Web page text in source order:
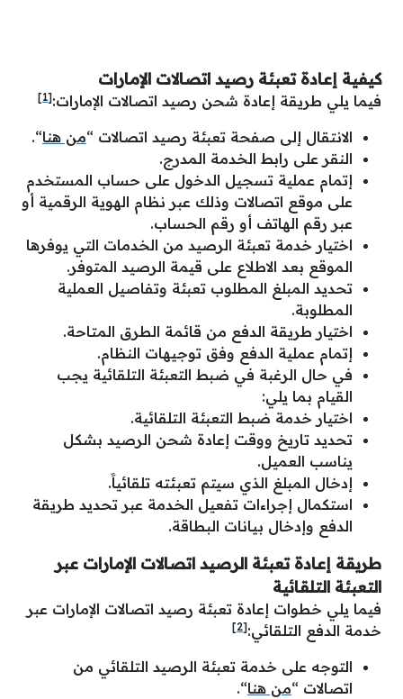
كيفية إعادة تعبئة رصيد اتصالات الإمارات
فيما يلي طريقة إعادة شحن رصيد اتصالات الإمارات:[1]
الانتقال إلى صفحة تعبئة رصيد اتصالات “من هنا“.
النقر على رابط الخدمة المدرج.
إتمام عملية تسجيل الدخول على حساب المستخدم
على موقع اتصالات وذلك عبر نظام الهوية الرقمية أو
عبر رقم الهاتف أو رقم الحساب.
اختيار خدمة تعبئة الرصيد من الخدمات التي يوفرها
الموقع بعد الاطلاع على قيمة الرصيد المتوفر.
تحديد المبلغ المطلوب تعبئة وتفاصيل العملية
المطلوبة.
اختيار طريقة الدفع من قائمة الطرق المتاحة.
إتمام عملية الدفع وفق توجيهات النظام.
في حال الرغبة في ضبط التعبئة التلقائية يجب
القيام بما يلي:
اختيار خدمة ضبط التعبئة التلقائية.
تحديد تاريخ ووقت إعادة شحن الرصيد بشكل
يناسب العميل.
إدخال المبلغ الذي سيتم تعبئته تلقائياََ.
استكمال إجراءات تفعيل الخدمة عبر تحديد طريقة
الدفع وإدخال بيانات البطاقة.
طريقة إعادة تعبئة الرصيد اتصالات الإمارات عبر
التعبئة التلقائية
فيما يلي خطوات إعادة تعبئة رصيد اتصالات الإمارات عبر
خدمة الدفع التلقائي:[2]
التوجه على خدمة تعبئة الرصيد التلقائي من
اتصالات “من هنا“.